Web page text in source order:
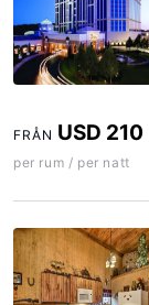
FRÅN USD 210
per rum / per natt